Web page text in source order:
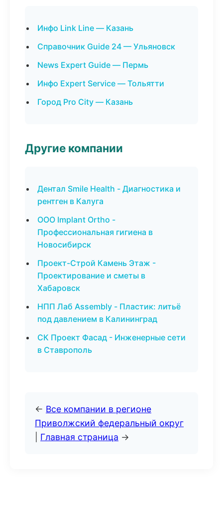
Инфо Link Line — Казань
Справочник Guide 24 — Ульяновск
News Expert Guide — Пермь
Инфо Expert Service — Тольятти
Город Pro City — Казань
Другие компании
Дентал Smile Health - Диагностика и
рентген в Калуга
ООО Implant Ortho -
Профессиональная гигиена в
Новосибирск
Проект-Строй Камень Этаж -
Проектирование и сметы в
Хабаровск
НПП Лаб Assembly - Пластик: литьё
под давлением в Калининград
СК Проект Фасад - Инженерные сети
в Ставрополь
← Все компании в регионе
Приволжский федеральный округ
Главная страница →